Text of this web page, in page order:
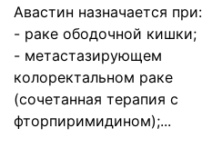
Авастин назначается при:
- раке ободочной кишки;
- метастазирующем
колоректальном раке
(сочетанная терапия с
фторпиримидином);...